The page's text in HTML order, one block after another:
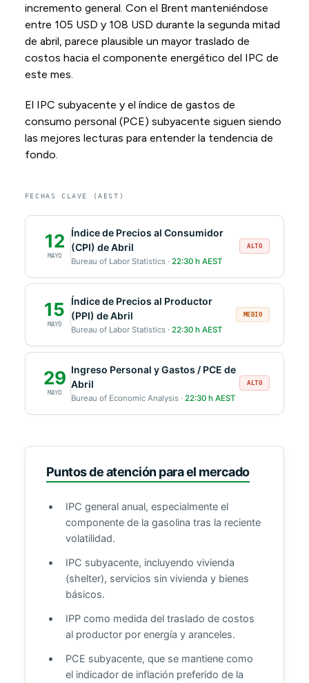
incremento general. Con el Brent manteniéndose
entre 105 USD y 108 USD durante la segunda mitad
de abril, parece plausible un mayor traslado de
costos hacia el componente energético del IPC de
este mes.
El IPC subyacente y el índice de gastos de
consumo personal (PCE) subyacente siguen siendo
las mejores lecturas para entender la tendencia de
fondo.
FECHAS CLAVE (AEST)
12
MAYO
Índice de Precios al Consumidor
(CPI) de Abril
Bureau of Labor Statistics · 22:30 h AEST
ALTO
15
MAYO
Índice de Precios al Productor
(PPI) de Abril
Bureau of Labor Statistics · 22:30 h AEST
MEDIO
29
MAYO
Ingreso Personal y Gastos / PCE de
Abril
Bureau of Economic Analysis · 22:30 h AEST
ALTO
Puntos de atención para el mercado
IPC general anual, especialmente el
componente de la gasolina tras la reciente
volatilidad.
IPC subyacente, incluyendo vivienda
(shelter), servicios sin vivienda y bienes
básicos.
IPP como medida del traslado de costos
al productor por energía y aranceles.
PCE subyacente, que se mantiene como
el indicador de inflación preferido de la